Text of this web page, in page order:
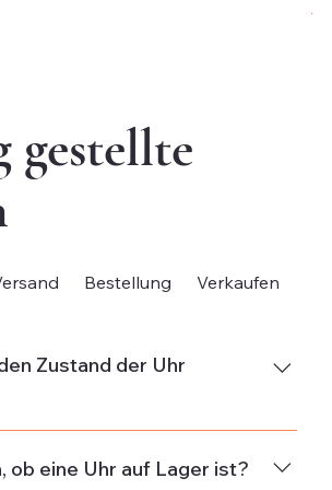
gestellte
Bestellung Verkaufen
Zustand der Uhr
und weist keine Gebrauchsspuren
Uhr ist in neuwertigem
ob eine Uhr auf Lager ist?